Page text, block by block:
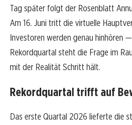
Tag später folgt der Rosenblatt
Am 16. Juni tritt die virtuelle
Investoren werden genau hinhören
Rekordquartal steht die Frage im
mit der Realität Schritt hält.
Rekordquartal trifft auf
Das erste Quartal 2026 lieferte die